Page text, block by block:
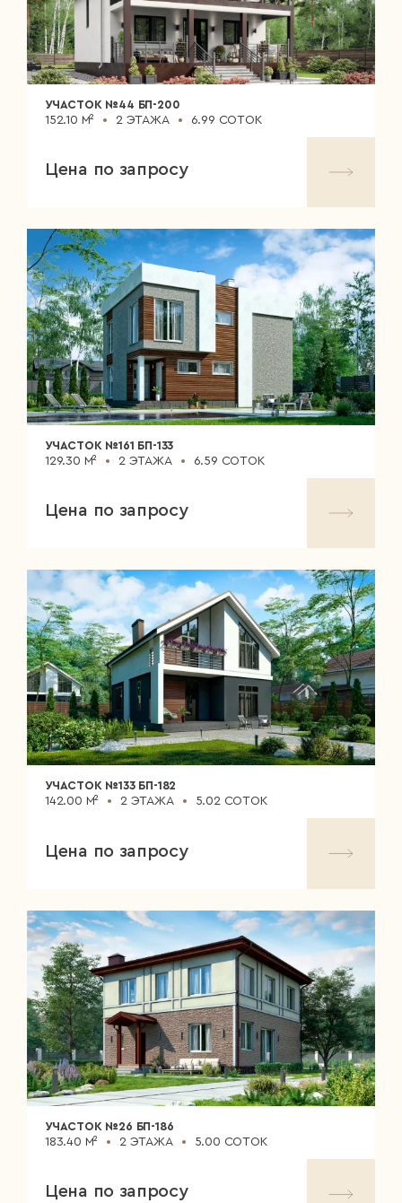
УЧАСТОК №44 БП-200
152.10 М² 2 ЭТАЖА 6.99 СОТОК
Цена по запросу
УЧАСТОК №161 БП-133
129.30 М² 2 ЭТАЖА 6.59 СОТОК
Цена по запросу
УЧАСТОК №133 БП-182
142.00 М² 2 ЭТАЖА 5.02 СОТОК
Цена по запросу
УЧАСТОК №26 БП-186
183.40 М² 2 ЭТАЖА 5.00 СОТОК
Цена по запросу